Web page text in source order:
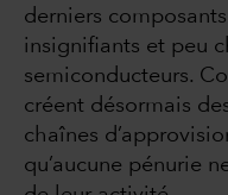
derniers
insignifiants et peu
semiconducteurs.
créent désormais
chaînes
qu’aucune pénurie